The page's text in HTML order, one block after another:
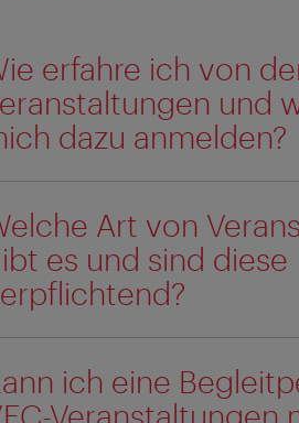
erfahre ich von
und
dazu anmelden?
Art von
es und sind diese
ich eine
Veranstaltungen